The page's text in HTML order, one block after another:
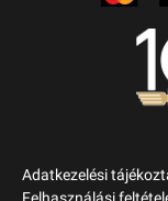
Adatkezelési